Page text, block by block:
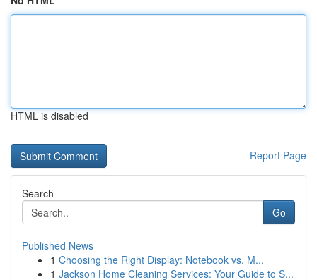
HTML is disabled
Report Page
Search
Go
Published News
1 Choosing the Right Display: Notebook vs. M...
1 Jackson Home Cleaning Services: Your Guide to S...